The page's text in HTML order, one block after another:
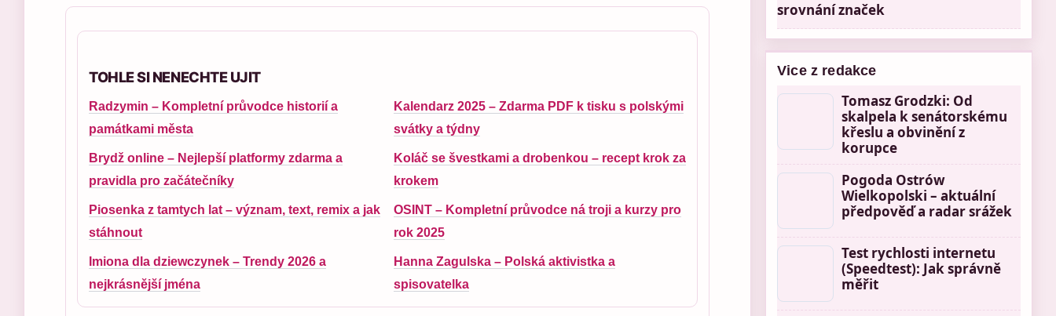
TOHLE SI NENECHTE UJIT
Radzymin – Kompletní průvodce historií a
památkami města
Kalendarz 2025 – Zdarma PDF k tisku s polskými
svátky a týdny
Brydž online – Nejlepší platformy zdarma a
pravidla pro začátečníky
Koláč se švestkami a drobenkou – recept krok za
krokem
Piosenka z tamtych lat – význam, text, remix a jak
stáhnout
OSINT – Kompletní průvodce ná troji a kurzy pro
rok 2025
Imiona dla dziewczynek – Trendy 2026 a
nejkrásnější jména
Hanna Zagulska – Polská aktivistka a
spisovatelka
srovnání značek
Vice z redakce
Tomasz Grodzki: Od
skalpela k senátorskému
křeslu a obvinění z
korupce
Pogoda Ostrów
Wielkopolski – aktuální
předpověď a radar srážek
Test rychlosti internetu
(Speedtest): Jak správně
měřit